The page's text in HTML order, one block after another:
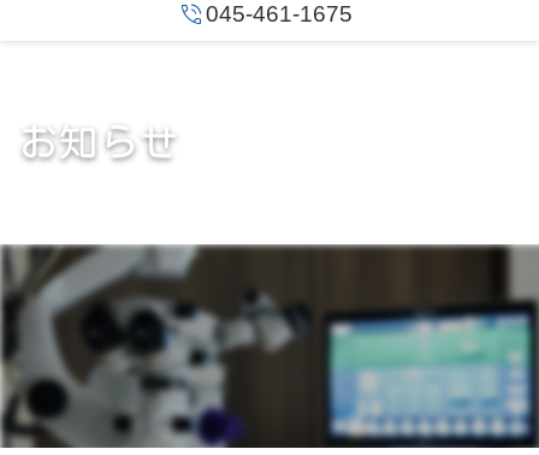
045-461-1675
お知らせ
前眼部解析装置 アンテリオン導入
2019年7月25日